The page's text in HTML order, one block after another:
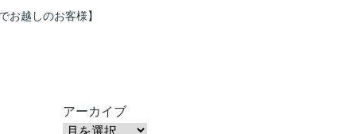
お越しのお客様】
アーカイブ